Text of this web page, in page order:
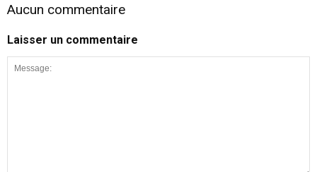
Aucun commentaire
Laisser un commentaire